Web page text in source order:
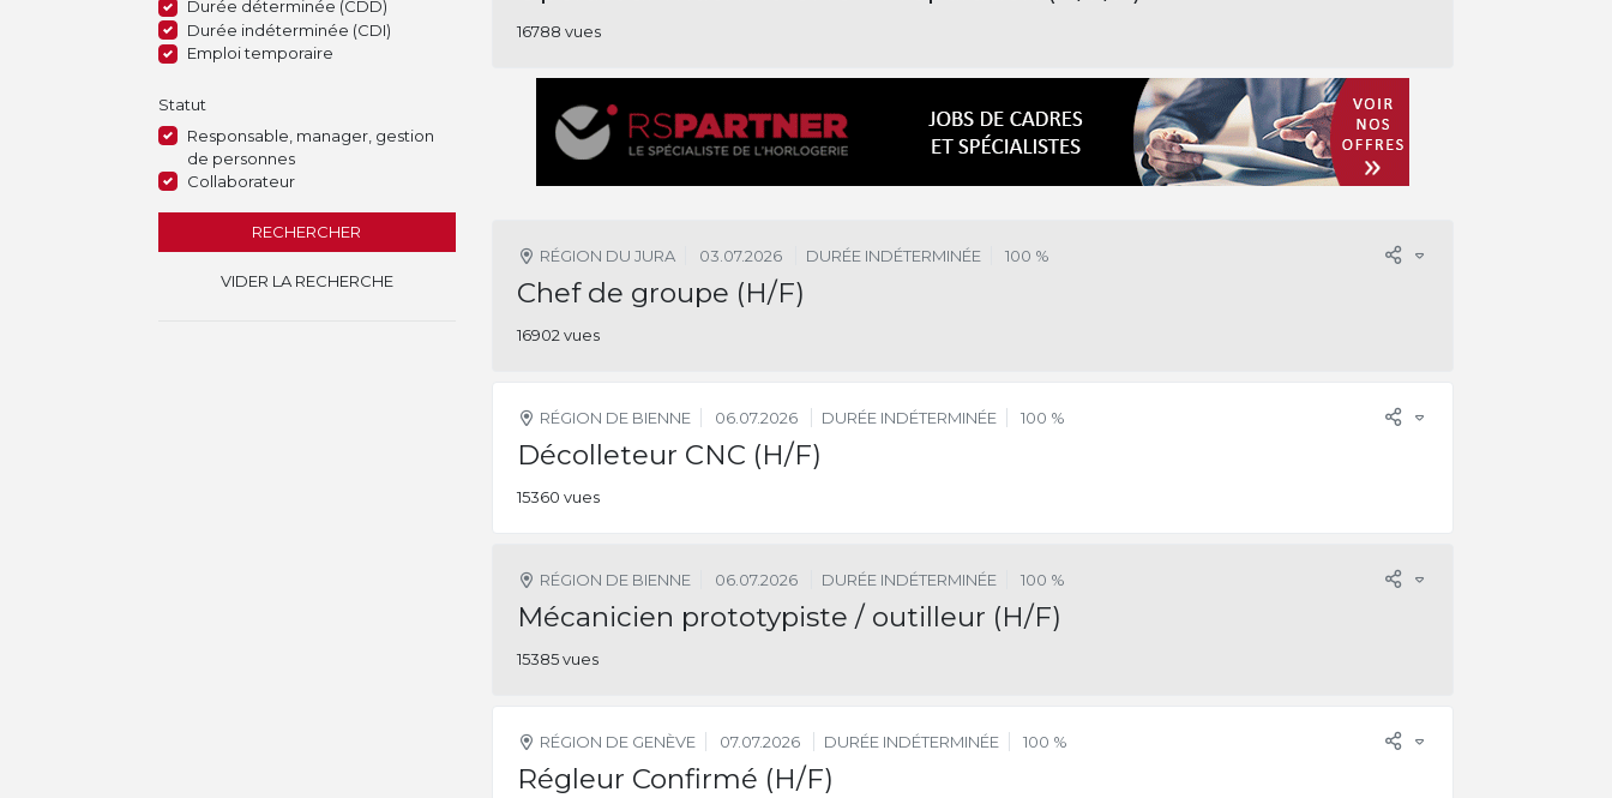
Durée déterminée (CDD)
Durée indéterminée (CDI)
Emploi temporaire
Statut
Responsable, manager, gestion
de personnes
Collaborateur
RECHERCHER
VIDER LA RECHERCHE
16788 vues
RÉGION DU JURA 03.07.2026 DURÉE INDÉTERMINÉE 100 %
Chef de groupe (H/F)
16902 vues
RÉGION DE BIENNE 06.07.2026 DURÉE INDÉTERMINÉE 100 %
Décolleteur CNC (H/F)
15360 vues
RÉGION DE BIENNE 06.07.2026 DURÉE INDÉTERMINÉE 100 %
Mécanicien prototypiste / outilleur (H/F)
15385 vues
RÉGION DE GENÈVE 07.07.2026 DURÉE INDÉTERMINÉE 100 %
Régleur Confirmé (H/F)